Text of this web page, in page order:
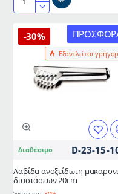
Λαβίδα
ανοξείδωτη
20cm
Εξαντλείται
-30%
Διαθέσιμο D-23-15-
Λαβίδα ανοξείδωτη
διαστάσεων 20cm